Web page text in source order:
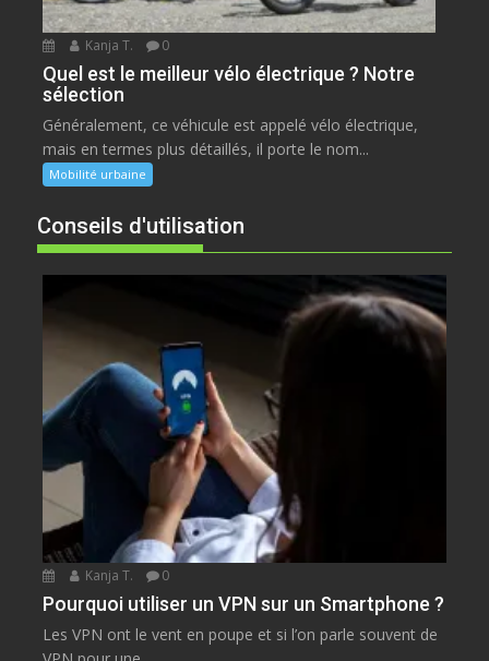
Kanja T. 0
Quel est le meilleur vélo électrique ? Notre
sélection
Généralement, ce véhicule est appelé vélo électrique,
mais en termes plus détaillés, il porte le nom...
Mobilité urbaine
Conseils d'utilisation
Kanja T. 0
Pourquoi utiliser un VPN sur un Smartphone ?
Les VPN ont le vent en poupe et si l’on parle souvent de